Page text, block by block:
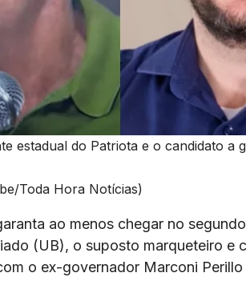
estadual do Patriota e o candidato a
Toda Hora Notícias)
ao menos chegar no
(UB), o suposto marqueteiro e
o ex-governador Marconi Perillo